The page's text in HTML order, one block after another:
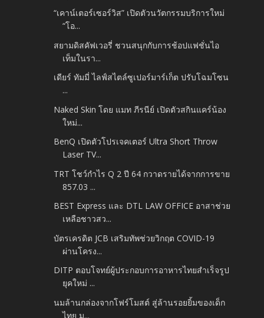
“เคาน์เตอร์เซอร์วิส” เปิดตัวนวัตกรรมบริการใหม่
“โอ...
สยามดิสคัฟเวอรี่ ชวนสนุกกับการช้อปแฟชั่นไอ
เท็มในรา...
เดียร์ ทัมมี่ ไลฟ์สไตล์ซูเปอร์มาร์เก็ต ปรับโฉมโซน
...
Naked Skin โดย แมท ภีรนีย์ เปิดตัวสกินแคร์น้อง
ใหม่...
BenQ เปิดตัวโปรเจคเตอร์ Ultra Short Throw
Laser TV...
TRT โชว์กำไร Q 2 ปี 64 กวาดรายได้จากการขาย
857.03 ...
BEST Express และ DTL LAW OFFICE อาสาช่วย
เหลือชาวสว...
บัตรเครดิต JCB เสริมทัพช่วยวิกฤต COVID-19
ผ่านโครง...
DITP ตอบโจทย์ผู้ประกอบการอาหารไทยสำเร็จรูป
ยุคใหม่ ...
นมล้านกล่องจากโฟร์โมสต์ สู่ล้านรอยยิ้มของเด็ก
ไทย ม...